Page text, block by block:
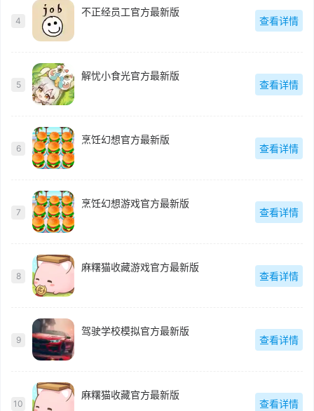
4
不正经员工官方最新版
查看详情
5
解忧小食光官方最新版
查看详情
6
烹饪幻想官方最新版
查看详情
7
烹饪幻想游戏官方最新版
查看详情
8
麻糬猫收藏游戏官方最新版
查看详情
9
驾驶学校模拟官方最新版
查看详情
10
麻糬猫收藏官方最新版
查看详情